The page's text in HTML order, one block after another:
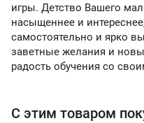
игры. Детство Вашего
насыщеннее и
самостоятельно и ярко
заветные желания и
радость обучения со
С этим товаром